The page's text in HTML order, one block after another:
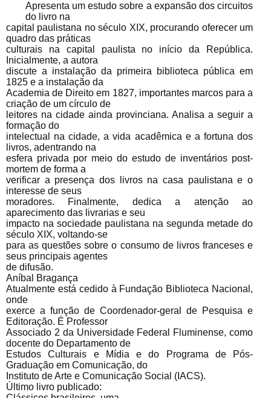
Apresenta um estudo sobre a expansão dos circuitos
do livro na
capital paulistana no século XIX, procurando oferecer um
quadro das práticas
culturais na capital paulista no início da República.
Inicialmente, a autora
discute a instalação da primeira biblioteca pública em
1825 e a instalação da
Academia de Direito em 1827, importantes marcos para a
criação de um círculo de
leitores na cidade ainda provinciana. Analisa a seguir a
formação do
intelectual na cidade, a vida acadêmica e a fortuna dos
livros, adentrando na
esfera privada por meio do estudo de inventários post-
mortem de forma a
verificar a presença dos livros na casa paulistana e o
interesse de seus
moradores. Finalmente, dedica a atenção ao
aparecimento das livrarias e seu
impacto na sociedade paulistana na segunda metade do
século XIX, voltando-se
para as questões sobre o consumo de livros franceses e
seus principais agentes
de difusão.
Aníbal Bragança
Atualmente está cedido à Fundação Biblioteca Nacional,
onde
exerce a função de Coordenador-geral de Pesquisa e
Editoração. É Professor
Associado 2 da Universidade Federal Fluminense, como
docente do Departamento de
Estudos Culturais e Mídia e do Programa de Pós-
Graduação em Comunicação, do
Instituto de Arte e Comunicação Social (IACS).
Último livro publicado: